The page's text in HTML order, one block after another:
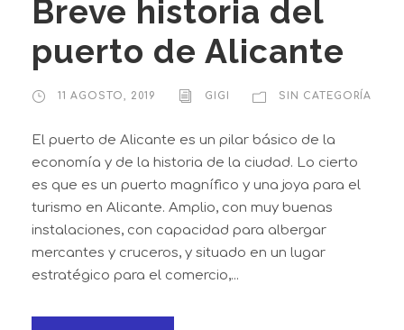
Breve historia del
puerto de Alicante
11 AGOSTO, 2019 GIGI SIN CATEGORÍA
El puerto de Alicante es un pilar básico de la
economía y de la historia de la ciudad. Lo cierto
es que es un puerto magnífico y una joya para el
turismo en Alicante. Amplio, con muy buenas
instalaciones, con capacidad para albergar
mercantes y cruceros, y situado en un lugar
estratégico para el comercio,...